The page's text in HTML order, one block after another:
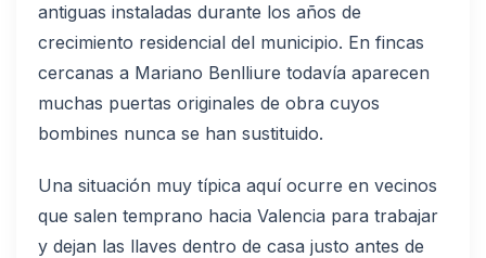
antiguas instaladas durante los años de
crecimiento residencial del municipio. En fincas
cercanas a Mariano Benlliure todavía aparecen
muchas puertas originales de obra cuyos
bombines nunca se han sustituido.
Una situación muy típica aquí ocurre en vecinos
que salen temprano hacia Valencia para trabajar
y dejan las llaves dentro de casa justo antes de